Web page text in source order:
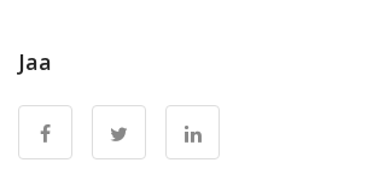
Jaa